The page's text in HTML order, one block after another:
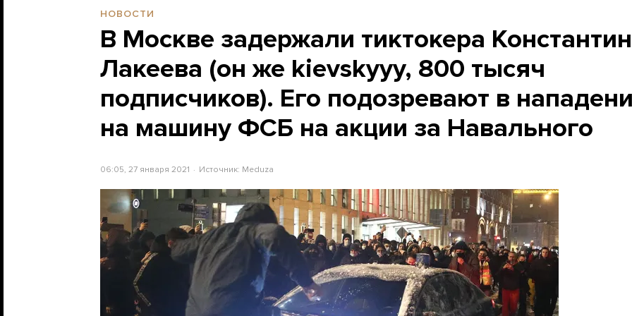
НОВОСТИ
В Москве задержали тиктокера
Лакеева (он же kievskyyy, 800 тысяч
подписчиков). Его подозревают в
на машину ФСБ на акции за Навального
06:05, 27 января 2021 Источник: Meduza